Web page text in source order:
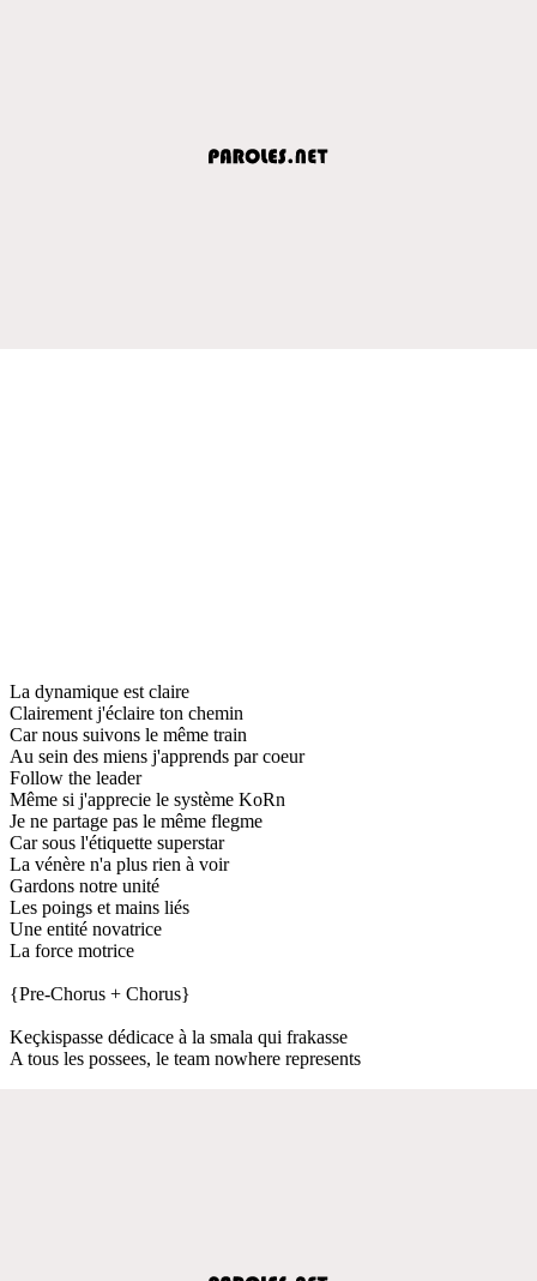
La dynamique est claire
Clairement j'éclaire ton chemin
Car nous suivons le même train
Au sein des miens j'apprends par coeur
Follow the leader
Même si j'apprecie le système KoRn
Je ne partage pas le même flegme
Car sous l'étiquette superstar
La vénère n'a plus rien à voir
Gardons notre unité
Les poings et mains liés
Une entité novatrice
La force motrice
{Pre-Chorus + Chorus}
Keçkispasse dédicace à la smala qui frakasse
A tous les possees, le team nowhere represents